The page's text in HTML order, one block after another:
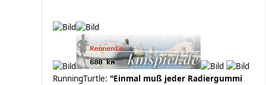
RunningTurtle: "Einmal muß jeder Radiergummi